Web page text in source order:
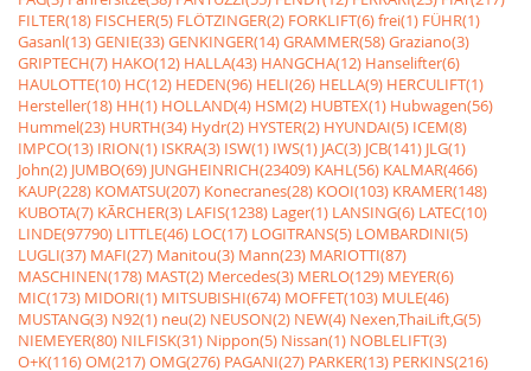
FILTER(18) FISCHER(5) FLÖTZINGER(2) FORKLIFT(6)frei(1) FÜHR(1)
Gasanl(13)GENIE(33)GENKINGER(14)GRAMMER(58)Graziano(3)
GRIPTECH(7) HAKO(12) HALLA(43) HANGCHA(12) Hanselifter(6)
HAULOTTE(10) HC(12) HEDEN(96) HELI(26) HELLA(9) HERCULIFT(1)
Hersteller(18) HH(1) HOLLAND(4) HSM(2) HUBTEX(1) Hubwagen(56)
Hummel(23) HURTH(34) Hydr(2) HYSTER(2) HYUNDAI(5) ICEM(8)
IMPCO(13) IRION(1) ISKRA(3) ISW(1) IWS(1) JAC(3) JCB(141) JLG(1)
John(2) JUMBO(69) JUNGHEINRICH(23409) KAHL(56) KALMAR(466)
KAUP(228) KOMATSU(207) Konecranes(28) KOOI(103) KRAMER(148)
KUBOTA(7) KÃRCHER(3) LAFIS(1238) Lager(1) LANSING(6) LATEC(10)
LINDE(97790) LITTLE(46) LOC(17) LOGITRANS(5) LOMBARDINI(5)
LUGLI(37) MAFI(27) Manitou(3) Mann(23) MARIOTTI(87)
MASCHINEN(178) MAST(2) Mercedes(3) MERLO(129) MEYER(6)
MIC(173) MIDORI(1) MITSUBISHI(674) MOFFET(103) MULE(46)
MUSTANG(3) N92(1) neu(2) NEUSON(2) NEW(4) Nexen,ThaiLift,G(5)
NIEMEYER(80) NILFISK(31) Nippon(5) Nissan(1) NOBLELIFT(3)
O+K(116)OM(217)OMG(276) PAGANI(27) PARKER(13) PERKINS(216)